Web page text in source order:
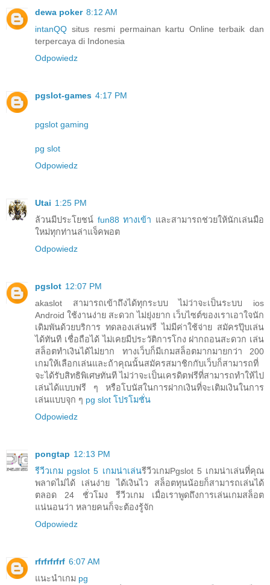
dewa poker 8:12 AM
intanQQ situs resmi permainan kartu Online terbaik dan
terpercaya di Indonesia
Odpowiedz
pgslot-games 4:17 PM
pgslot gaming
pg slot
Odpowiedz
Utai 1:25 PM
ล้วนมีประโยชน์ fun88 ทางเข้า และสามารถช่วยให้นักเล่นมือ
ใหม่ทุกท่านล่าแจ็คพอต
Odpowiedz
pgslot 12:07 PM
akaslot สามารถเข้าถึงได้ทุกระบบ ไม่ว่าจะเป็นระบบ ios
Android ใช้งานง่าย สะดวก ไม่ยุ่งยาก เว็บไซต์ของเราเอาใจนัก
เดิมพันด้วยบริการ ทดลองเล่นฟรี ไม่มีค่าใช้จ่าย สมัครปุ๊บเล่น
ได้ทันที เชื่อถือได้ ไม่เคยมีประวัติการโกง ฝากถอนสะดวก เล่น
สล็อตทำเงินได้ไม่ยาก ทางเว็บก็มีเกมสล็อตมากมายกว่า 200
เกมให้เลือกเล่นและถ้าคุณนั้นสมัครสมาชิกกับเว็บก็สามารถที่
จะได้รับสิทธิพิเศษทันที ไม่ว่าจะเป็นเครดิตฟรีที่สามารถทำให้ไป
เล่นได้แบบฟรี ๆ หรือโบนัสในการฝากเงินที่จะเติมเงินในการ
เล่นแบบจุก ๆ pg slot โปรโมชั่น
Odpowiedz
pongtap 12:13 PM
รีวีวเกม pgslot 5 เกมน่าเล่นรีวีวเกมPgslot 5 เกมน่าเล่นที่คุณ
พลาดไม่ได้ เล่นง่าย ได้เงินไว สล็อตทุนน้อยก็สามารถเล่นได้
ตลอด 24 ชั่วโมง รีวีวเกม เมื่อเราพูดถึงการเล่นเกมสล็อต
แน่นอนว่า หลายคนก็จะต้องรู้จัก
Odpowiedz
rfrfrfrfrf 6:07 AM
แนะนำเกม pg